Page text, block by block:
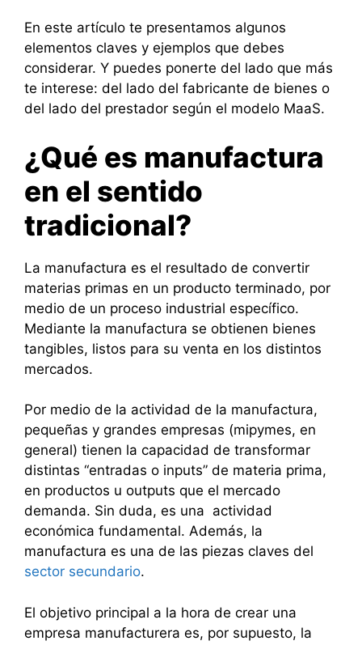
En este artículo te presentamos algunos
elementos claves y ejemplos que debes
considerar. Y puedes ponerte del lado que más
te interese: del lado del fabricante de bienes o
del lado del prestador según el modelo MaaS.
¿Qué es manufactura
en el sentido
tradicional?
La manufactura es el resultado de convertir
materias primas en un producto terminado, por
medio de un proceso industrial específico.
Mediante la manufactura se obtienen bienes
tangibles, listos para su venta en los distintos
mercados.
Por medio de la actividad de la manufactura,
pequeñas y grandes empresas (mipymes, en
general) tienen la capacidad de transformar
distintas “entradas o inputs” de materia prima,
en productos u outputs que el mercado
demanda. Sin duda, es una actividad
económica fundamental. Además, la
manufactura es una de las piezas claves del
sector secundario.
El objetivo principal a la hora de crear una
empresa manufacturera es, por supuesto, la